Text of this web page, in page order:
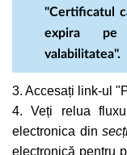
"Certificatul
expira pe
valabilitatea".
3. Accesați link-ul
4. Veți relua
electronica din
electronică pentru